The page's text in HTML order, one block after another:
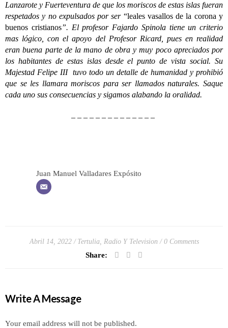
Lanzarote y Fuerteventura de que los moriscos de estas islas fueran
respetados y no expulsados por ser “leales vasallos de la corona y
buenos cristianos”. El profesor Fajardo Spinola tiene un criterio
mas lógico, con el apoyo del Profesor Ricard, pues en realidad
eran buena parte de la mano de obra y muy poco apreciados por
los habitantes de estas islas desde el punto de vista social. Su
Majestad Felipe III tuvo todo un detalle de humanidad y prohibió
que se les llamara moriscos para ser llamados naturales. Saque
cada uno sus consecuencias y sigamos alabando la oralidad.
– – – – – – – – – – – – – –
Juan Manuel Valladares Expósito
Abril 14, 2022 Tertulia, Radio Y Television 0 Comments
Share:
Write A Message
Your email address will not be published.